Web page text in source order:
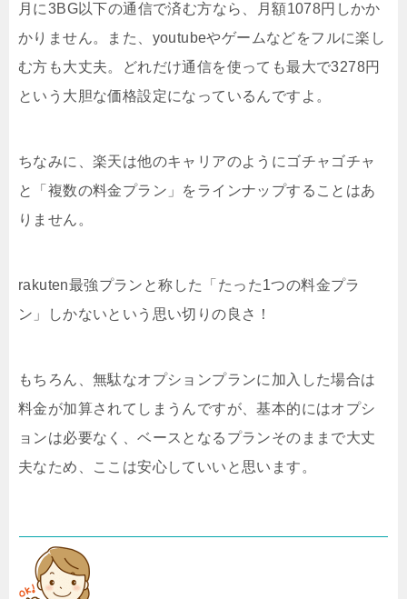
月に3BG以下の通信で済む方なら、月額1078円しかか
かりません。また、youtubeやゲームなどをフルに楽し
む方も大丈夫。どれだけ通信を使っても最大で3278円
という大胆な価格設定になっているんですよ。
ちなみに、楽天は他のキャリアのようにゴチャゴチャ
と「複数の料金プラン」をラインナップすることはあ
りません。
rakuten最強プランと称した「たった1つの料金プラ
ン」しかないという思い切りの良さ！
もちろん、無駄なオプションプランに加入した場合は
料金が加算されてしまうんですが、基本的にはオプシ
ョンは必要なく、ベースとなるプランそのままで大丈
夫なため、ここは安心していいと思います。